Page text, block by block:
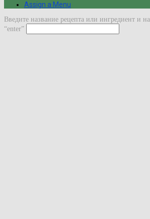
Assign a Menu
Введите название рецепта или ингредиент и
“enter”